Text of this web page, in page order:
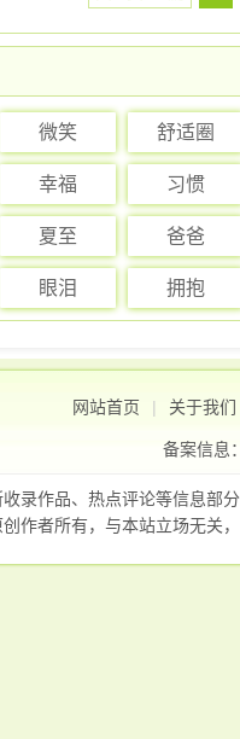
微笑 舒适圈
幸福 习惯
夏至 爸爸
眼泪 拥抱
网站首页 | 关于我们
备案信息
录作品、热点评论等信息部
作者所有，与本站立场无关